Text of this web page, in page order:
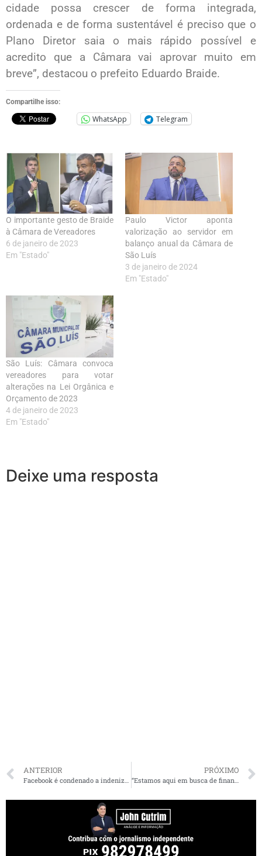
cidade possa crescer de forma integrada,
ordenada e de forma sustentável é preciso que o
Plano Diretor saia o mais rápido possível e
acredito que a Câmara vai aprovar muito em
breve”, destacou o prefeito Eduardo Braide.
Compartilhe isso:
WhatsApp Telegram
O importante gesto de Braide
à Câmara de Vereadores
6 de janeiro de 2023
Em "Estado"
Paulo Victor aponta
valorização ao servidor em
balanço anual da Câmara de
São Luís
3 de janeiro de 2024
Em "Estado"
São Luís: Câmara convoca
vereadores para votar
alterações na Lei Orgânica e
Orçamento de 2023
4 de janeiro de 2023
Em "Estado"
Deixe uma resposta
ANTERIOR PRÓXIMO